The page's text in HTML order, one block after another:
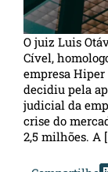
O juiz Luis
Cível,
empresa Hiper
decidiu pela
judicial da
crise do
2,5 milhões. A